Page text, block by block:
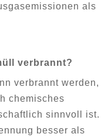
als
verbrannt?
verbrannt werden,
chemisches
sinnvoll ist.
besser als